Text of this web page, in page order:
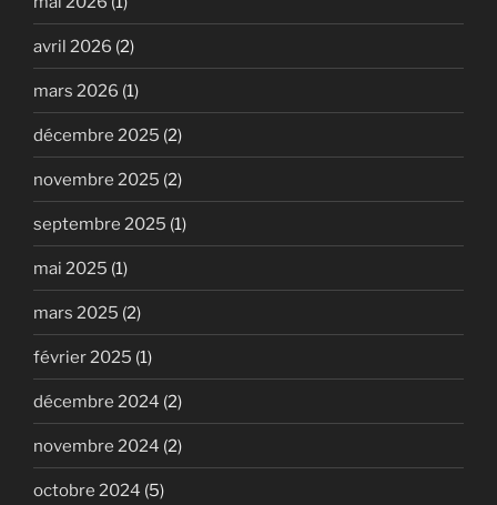
avril 2026 (2)
mars 2026 (1)
décembre 2025 (2)
novembre 2025 (2)
septembre 2025 (1)
mai 2025 (1)
mars 2025 (2)
février 2025 (1)
décembre 2024 (2)
novembre 2024 (2)
octobre 2024 (5)